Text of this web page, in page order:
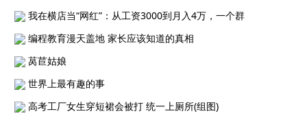
我在横店当“网红”：从工资3000到月入4万，一个群
编程教育漫天盖地 家长应该知道的真相
莴苣姑娘
世界上最有趣的事
高考工厂女生穿短裙会被打 统一上厕所(组图)